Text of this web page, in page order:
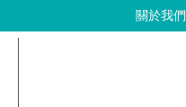
關於我們